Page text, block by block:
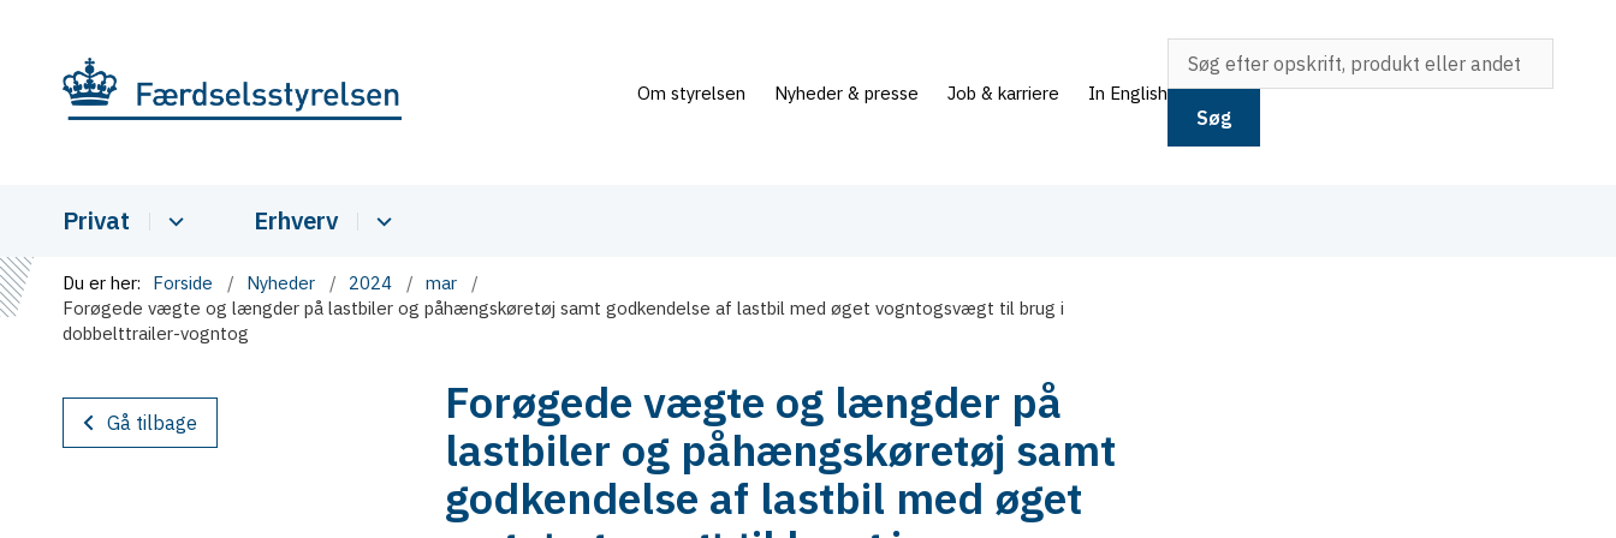
Om styrelsen Nyheder & presse Job & karriere In English
Søg
Privat Erhverv
Du er her: Forside Nyheder 2024
mar
Forøgede vægte og længder på lastbiler og påhængskøretøj samt godkendelse af lastbil med øget vogntogsvægt til brug i
dobbelttrailer-vogntog
Gå tilbage
Forøgede vægte og længder på
lastbiler og påhængskøretøj samt
godkendelse af lastbil med øget